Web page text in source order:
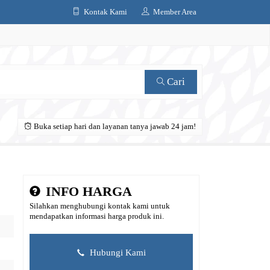
Kontak Kami Member Area
Cari
Buka setiap hari dan layanan tanya jawab 24 jam!
INFO HARGA
Silahkan menghubungi kontak kami untuk
mendapatkan informasi harga produk ini.
Hubungi Kami